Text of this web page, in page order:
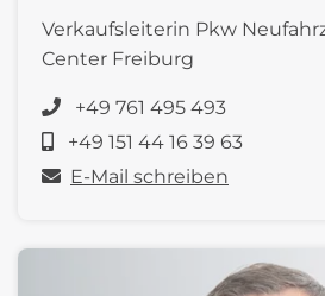
Verkaufsleiterin Pkw
Center Freiburg
+49 761 495 493
+49 151 44 16 39 63
E-Mail schreiben